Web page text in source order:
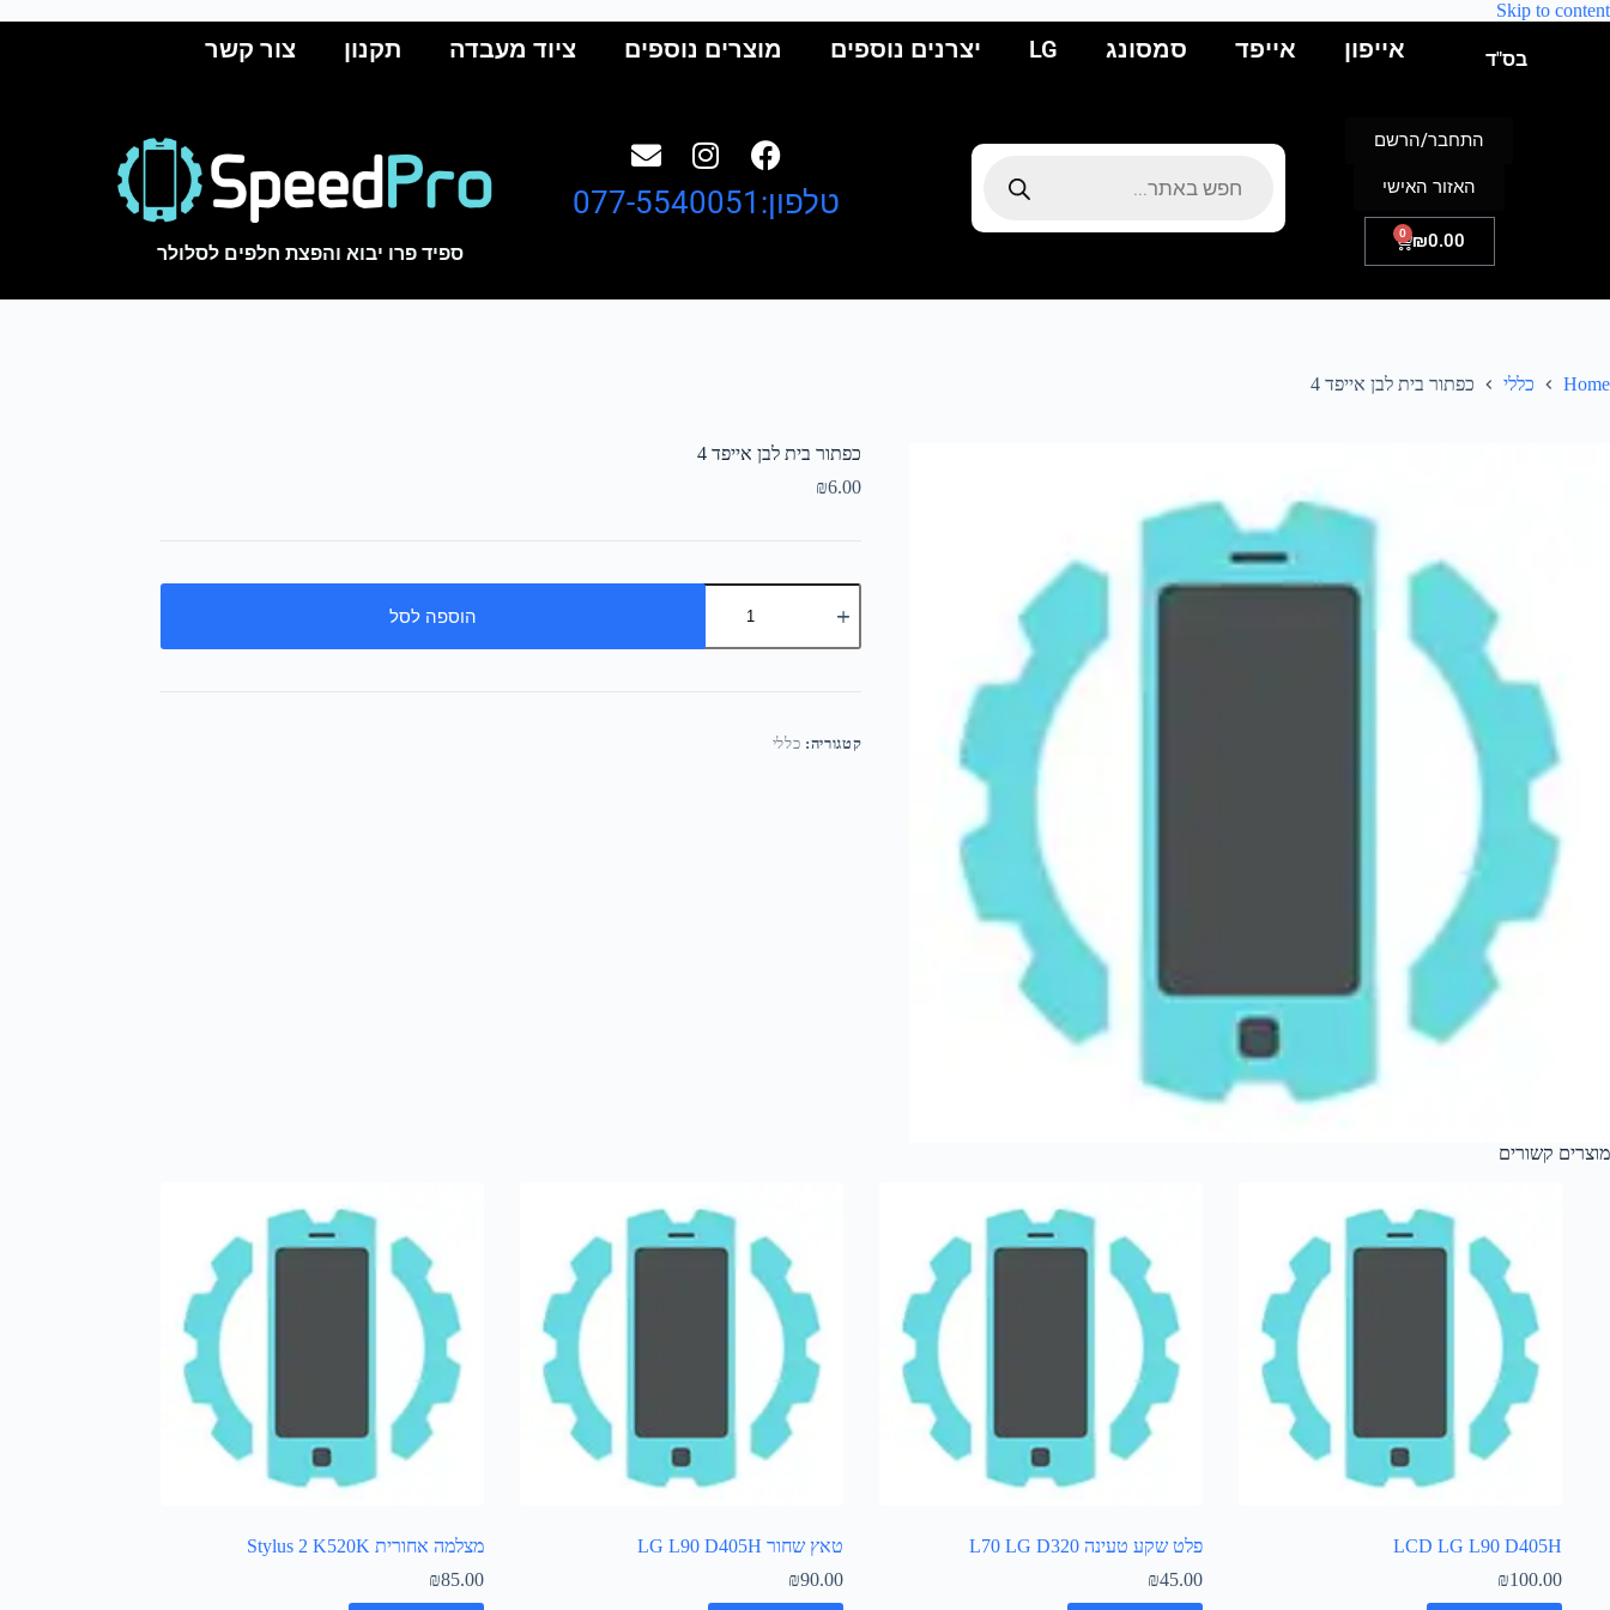
Skip to content
אייפון אייפד סמסונג LG יצרנים נוספים מוצרים נוספים ציוד מעבדה תקנון צור קשר בס"ד
₪0.00
0
התחבר/הרשם
האזור האישי
ספיד פרו יבוא והפצת חלפים לסלולר
טלפון:077-5540051
Home כללי כפתור בית לבן אייפד 4
כפתור בית לבן אייפד 4
₪6.00
הוספה לסל
קטגוריה: כללי
מוצרים קשורים
LCD LG L90 D405H
₪100.00
פלט שקע טעינה L70 LG D320
₪45.00
טאץ שחור LG L90 D405H
₪90.00
מצלמה אחורית Stylus 2 K520K
₪85.00